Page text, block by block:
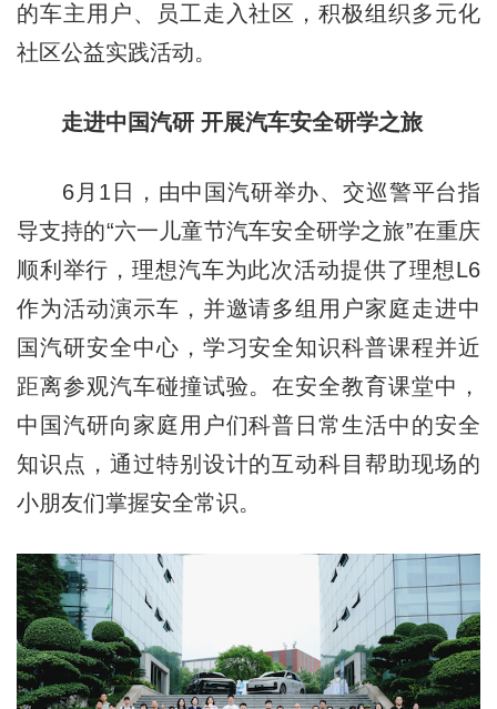
的车主用户、员工走入社区，积极组织多元化
社区公益实践活动。
走进中国汽研 开展汽车安全研学之旅
6月1日，由中国汽研举办、交巡警平台指
导支持的“六一儿童节汽车安全研学之旅”在重庆
顺利举行，理想汽车为此次活动提供了理想L6
作为活动演示车，并邀请多组用户家庭走进中
国汽研安全中心，学习安全知识科普课程并近
距离参观汽车碰撞试验。在安全教育课堂中，
中国汽研向家庭用户们科普日常生活中的安全
知识点，通过特别设计的互动科目帮助现场的
小朋友们掌握安全常识。